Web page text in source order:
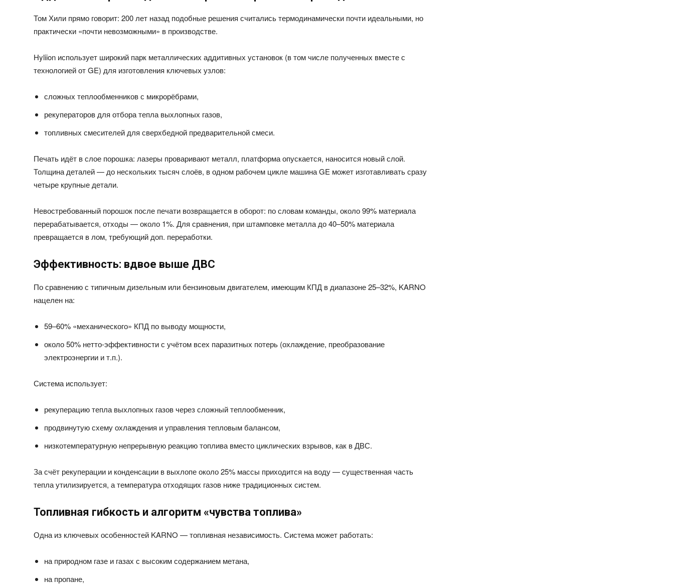
Том Хили прямо говорит: 200 лет назад подобные решения считались термодинамически почти идеальными, но
практически «почти невозможными» в производстве.
Hyliion использует широкий парк металлических аддитивных установок (в том числе полученных вместе с
технологией от GE) для изготовления ключевых узлов:
сложных теплообменников с микрорёбрами,
рекуператоров для отбора тепла выхлопных газов,
топливных смесителей для сверхбедной предварительной смеси.
Печать идёт в слое порошка: лазеры проваривают металл, платформа опускается, наносится новый слой.
Толщина деталей — до нескольких тысяч слоёв, в одном рабочем цикле машина GE может изготавливать сразу
четыре крупные детали.
Невостребованный порошок после печати возвращается в оборот: по словам команды, около 99% материала
перерабатывается, отходы — около 1%. Для сравнения, при штамповке металла до 40–50% материала
превращается в лом, требующий доп. переработки.
Эффективность: вдвое выше ДВС
По сравнению с типичным дизельным или бензиновым двигателем, имеющим КПД в диапазоне 25–32%, KARNO
нацелен на:
59–60% «механического» КПД по выводу мощности,
около 50% нетто‑эффективности с учётом всех паразитных потерь (охлаждение, преобразование
электроэнергии и т.п.).
Система использует:
рекуперацию тепла выхлопных газов через сложный теплообменник,
продвинутую схему охлаждения и управления тепловым балансом,
низкотемпературную непрерывную реакцию топлива вместо циклических взрывов, как в ДВС.
За счёт рекуперации и конденсации в выхлопе около 25% массы приходится на воду — существенная часть
тепла утилизируется, а температура отходящих газов ниже традиционных систем.
Топливная гибкость и алгоритм «чувства топлива»
Одна из ключевых особенностей KARNO — топливная независимость. Система может работать:
на природном газе и газах с высоким содержанием метана,
на пропане,